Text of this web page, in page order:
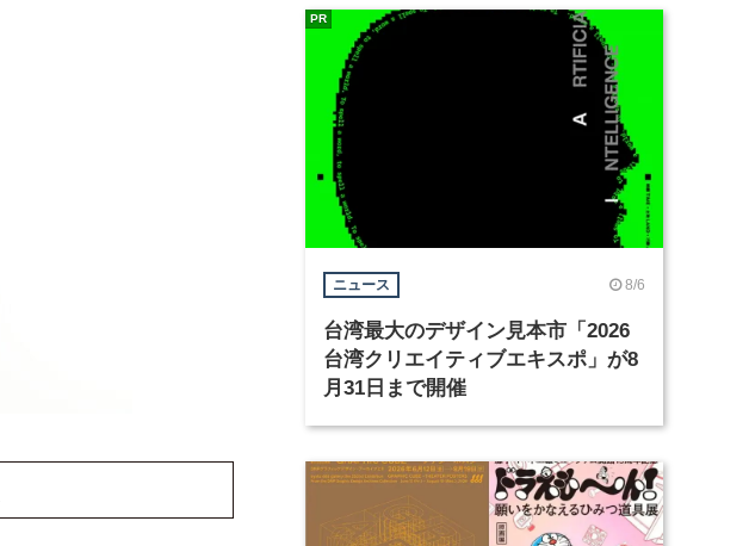
ニュース 8/6
台湾最大のデザイン見本市「2026
台湾クリエイティブエキスポ」が8
月31日まで開催
PR